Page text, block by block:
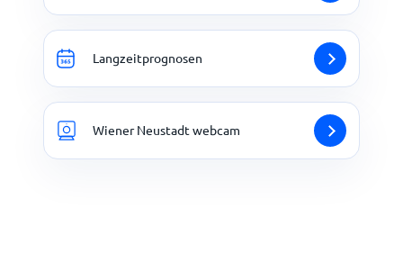
Langzeitprognosen
Wiener Neustadt webcam